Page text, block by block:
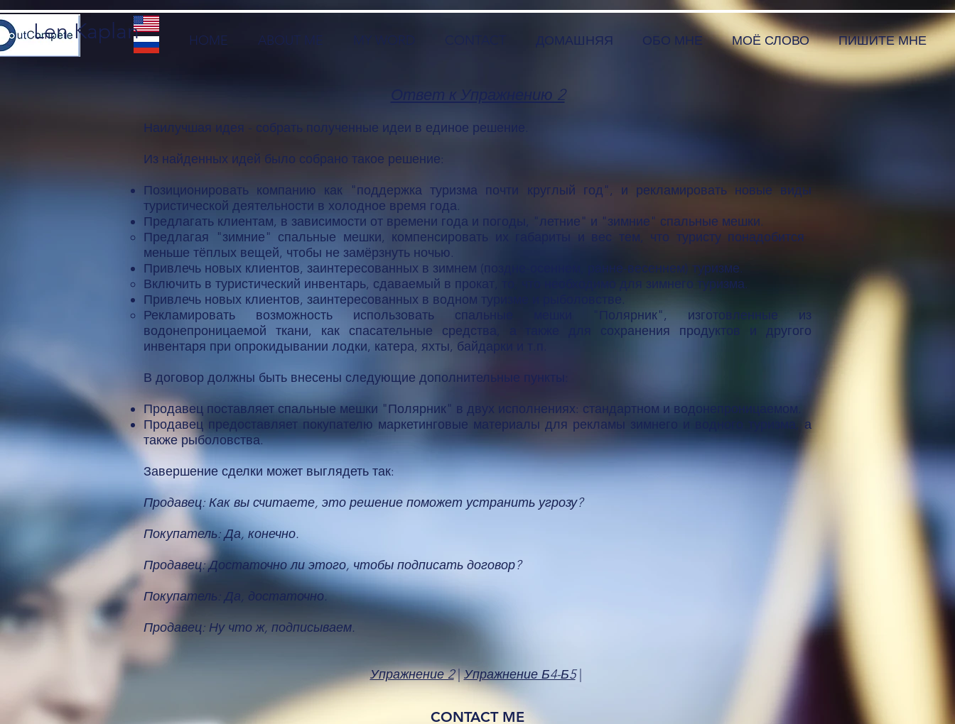
Len Kaplan HOME ABOUT ME MY WORD CONTACT ДОМАШНЯЯ ОБО МНЕ МОЁ СЛОВО ПИШИТЕ МНЕ
Ответ к Упражнению 2
Наилучшая идея - собрать полученные идеи в единое решение.
Из найденных идей было собрано такое решение:
Позиционировать компанию как "поддержка туризма почти круглый год", и рекламировать новые виды
туристической деятельности в холодное время года.
Предлагать клиентам, в зависимости от времени года и погоды, "летние" и "зимние" спальные мешки.
Предлагая "зимние" спальные мешки, компенсировать их габариты и вес тем, что туристу понадобится ​
меньше тёплых вещей, чтобы не замёрзнуть ночью.
Привлечь новых клиентов, заинтересованных в зимнем (поздне-осеннем, ранне-весеннем) туризме.
Включить в туристический инвентарь, сдаваемый в прокат, то, что необходимо для зимнего туризма.​
Привлечь новых клиентов, заинтересованных в водном туризме и рыболовстве.
Рекламировать возможность использовать спальные мешки "Полярник", изготовленные из
водонепроницаемой ткани, как спасательные средства, а также для сохранения продуктов и другого
инвентаря при опрокидывании лодки, катера, яхты, байдарки и т.п.
В договор должны быть внесены следующие дополнительные пункты:
Продавец поставляет спальные мешки "Полярник" в двух исполнениях: стандартном и водонепроницаемом.
Продавец предоставляет покупателю маркетинговые материалы для рекламы зимнего и водного туризма, а
также рыболовства.
Завершение сделки может выглядеть так:
Продавец: Как вы считаете, это решение поможет устранить угрозу?
Покупатель: Да, конечно.
Продавец: Достаточно ли этого, чтобы подписать договор?
Покупатель: Да, достаточно.
Продавец: Ну что ж, подписываем.
Упражнение 2|Упражнение Б4-Б5|
CONTACT ME